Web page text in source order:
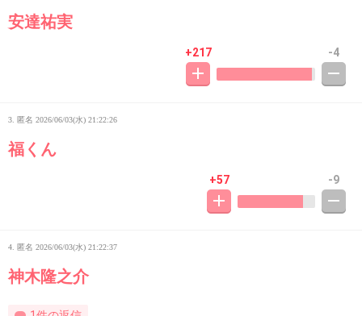
安達祐実
+217 -4
3. 匿名 2026/06/03(水) 21:22:26
福くん
+57 -9
4. 匿名 2026/06/03(水) 21:22:37
神木隆之介